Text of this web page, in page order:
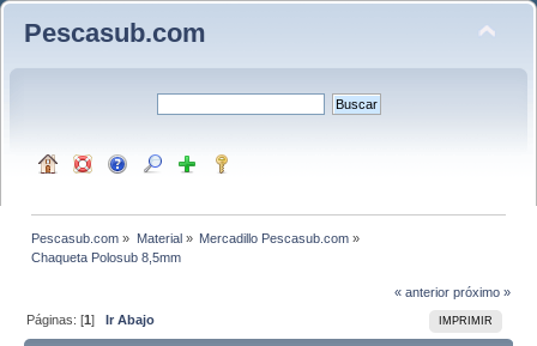
Pescasub.com
Pescasub.com » Material» Mercadillo Pescasub.com»
Chaqueta Polosub 8,5mm
« anterior próximo »
IMPRIMIR
Páginas: [1]Ir Abajo